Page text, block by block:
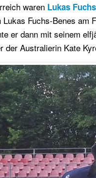
waren Lukas
Fuchs-Benes am
er dann mit seinem
der Australierin Kate